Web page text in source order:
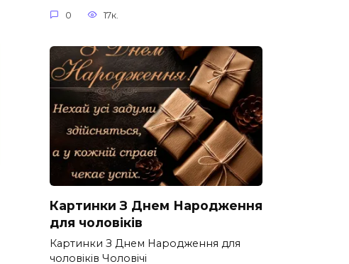
0 17к.
Картинки З Днем Народження
для чоловіків​
Картинки З Днем Народження для
чоловіків​ Чоловічі